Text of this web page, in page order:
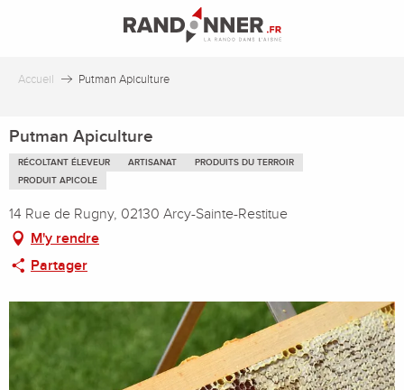
principal
Accueil Putman Apiculture
Putman Apiculture
RÉCOLTANT ÉLEVEUR ARTISANAT
PRODUITS DU TERROIR
PRODUIT APICOLE
14 Rue de Rugny, 02130 Arcy-Sainte-Restitue
M'y rendre
Partager